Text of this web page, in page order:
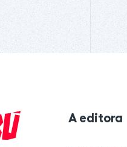
A editora